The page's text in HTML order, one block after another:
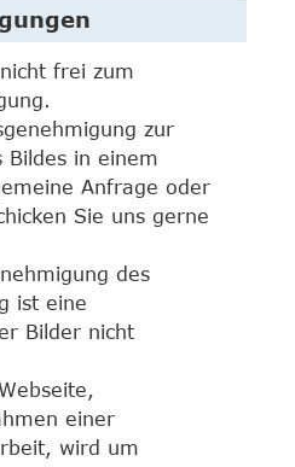
frei zum
zur
Bildes in einem
Anfrage oder
Sie uns gerne
des
ist eine
Bilder nicht
einer
wird um